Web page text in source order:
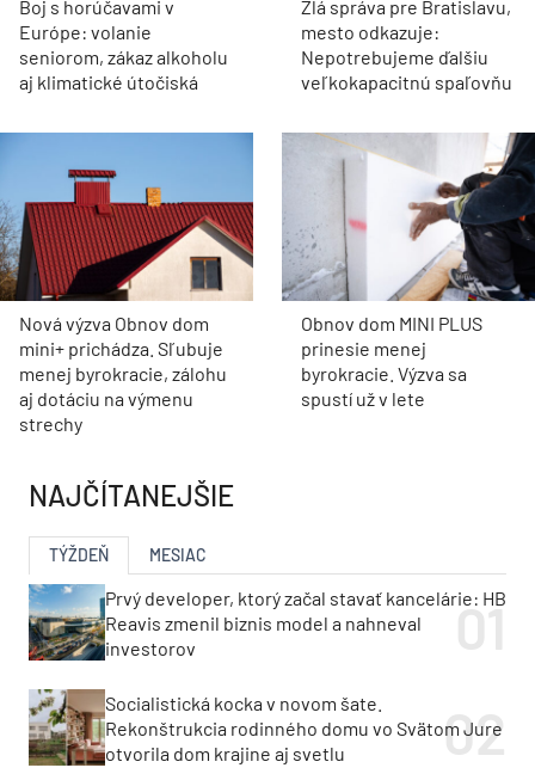
Boj s horúčavami v
Európe: volanie
seniorom, zákaz alkoholu
aj klimatické útočiská
Zlá správa pre Bratislavu,
mesto odkazuje:
Nepotrebujeme ďalšiu
veľkokapacitnú spaľovňu
Nová výzva Obnov dom
mini+ prichádza. Sľubuje
menej byrokracie, zálohu
aj dotáciu na výmenu
strechy
Obnov dom MINI PLUS
prinesie menej
byrokracie. Výzva sa
spustí už v lete
NAJČÍTANEJŠIE
TÝŽDEŇ MESIAC
Prvý developer, ktorý začal stavať kancelárie: HB
Reavis zmenil biznis model a nahneval
investorov
Socialistická kocka v novom šate.
Rekonštrukcia rodinného domu vo Svätom Jure
otvorila dom krajine aj svetlu